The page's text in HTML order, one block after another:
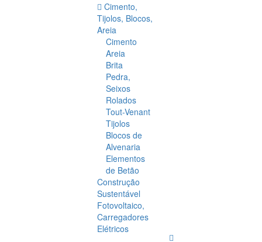
Cimento,
Tijolos, Blocos,
Areia
Cimento
Areia
Brita
Pedra,
Seixos
Rolados
Tout-Venant
Tijolos
Blocos de
Alvenaria
Elementos
de Betão
Construção
Sustentável
Fotovoltaico,
Carregadores
Elétricos